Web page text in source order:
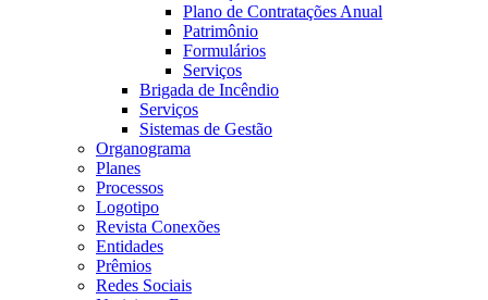
Plano de Contratações Anual
Patrimônio
Formulários
Serviços
Brigada de Incêndio
Serviços
Sistemas de Gestão
Organograma
Planes
Processos
Logotipo
Revista Conexões
Entidades
Prêmios
Redes Sociais